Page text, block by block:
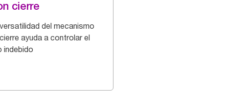
cierre
del mecanismo
ayuda a controlar el
indebido